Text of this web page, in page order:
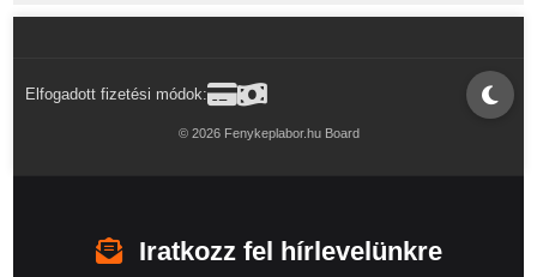
Elfogadott fizetési módok:
© 2026 Fenykeplabor.hu Board
Iratkozz fel hírlevelünkre